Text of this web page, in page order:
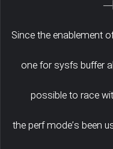
Since the enablement
one for sysfs buffer
possible to race
the perf mode’s been